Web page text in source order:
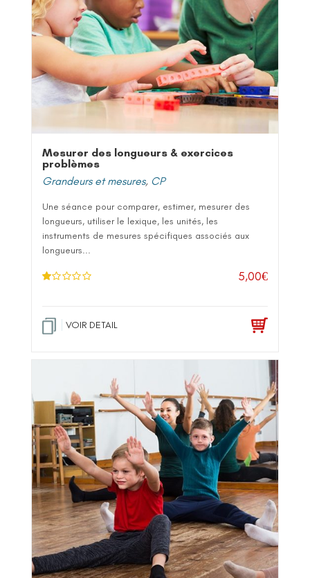
Mesurer des longueurs & exercices
problèmes
Grandeurs et mesures, CP
Une séance pour comparer, estimer, mesurer des
longueurs, utiliser le lexique, les unités, les
instruments de mesures spécifiques associés aux
longueurs...
.0
5,00€
VOIR DETAIL